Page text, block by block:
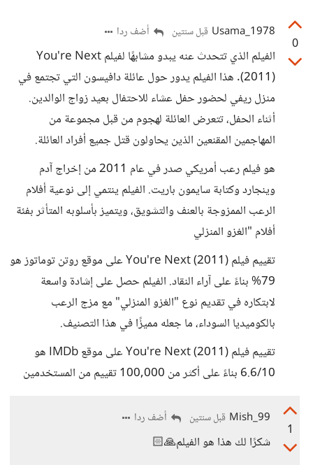
0
Usama_1978 قبل سنتين أضف ردا
الفيلم الذي تتحدث عنه يبدو مشابهًا لفيلم You're Next
(2011). هذا الفيلم يدور حول عائلة دافيسون التي تجتمع في
منزل ريفي لحضور حفل عشاء للاحتفال بعيد زواج الوالدين.
أثناء الحفل، تتعرض العائلة لهجوم من قبل مجموعة من
المهاجمين المقنعين الذين يحاولون قتل جميع أفراد العائلة.
هو فيلم رعب أمريكي صدر في عام 2011 من إخراج آدم
وينجارد وكتابة سايمون باريت. الفيلم ينتمي إلى نوعية أفلام
الرعب الممزوجة بالعنف والتشويق، ويتميز بأسلوبه المتأثر بفئة
أفلام "الغزو المنزلي
تقييم فيلم You're Next (2011) على موقع روتن توماتوز هو
79% بناءً على آراء النقاد. الفيلم حصل على إشادة واسعة
لابتكاره في تقديم نوع "الغزو المنزلي" مع مزج الرعب
بالكوميديا السوداء، ما جعله مميزًا في هذا التصنيف.
تقييم فيلم You're Next (2011) على موقع IMDb هو
6.6/10 بناءً على أكثر من 100,000 تقييم من المستخدمين
1
Mish_99 قبل سنتين أضف ردا
شكرًا لك هذا هو الفيلم🙏🏻